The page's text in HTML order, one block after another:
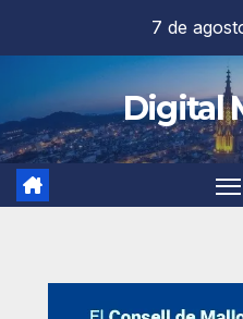
contenido
7 de
Digital